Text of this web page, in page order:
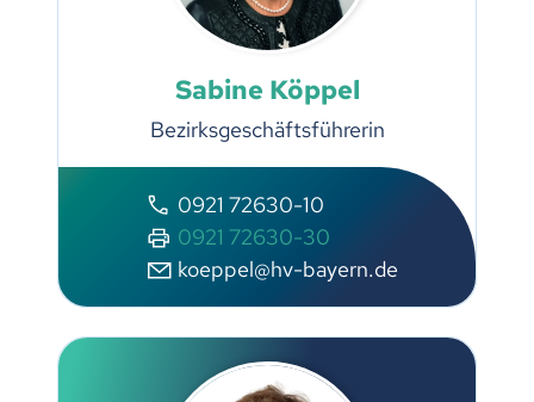
Sabine Köppel
Bezirksgeschäftsführerin
0921 72630-10
0921 72630-30
k
pp l hv-b y rn d